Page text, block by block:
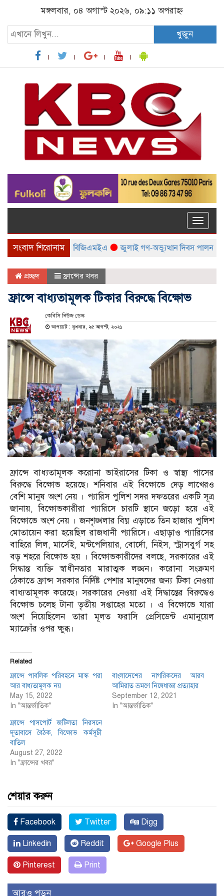
মঙ্গলবার, ০৪ অগাস্ট ২০২৬, ০৯:১১ অপরাহ্ন
খুজুন
Toggle
সংবাদ শিরোনাম
করবে বিটিএমএ ও বিজিএমইএ জুলাই গণ-অভ্যুত্থান দিবস পালন
প্রচ্ছদ ফ্রান্সের খবর
ফ্রান্সে বাধ্যতামূলক টিকার বিরুদ্ধে বিক্ষোভ
কেবিসি নিউজ ডেস্ক
আপডেট : বুধবার, ২৫ আগস্ট, ২০২১
ফ্রান্সে বাধ্যতামূলক করোনা ভাইরাসের টিকা ও স্বাস্থ্য পাসের
বিরুদ্ধে বিক্ষোভ হয়েছে। শনিবার এই বিক্ষোভে দেড় লাখেরও
বেশি মানুষ অংশ নেয় । প্যারিস পুলিশ সদর দফতরের একটি সূত্র
জানায়, বিক্ষোভকারীরা প্যারিসে চারটি স্থানে জড়ো হয়ে এই
বিক্ষোভে অংশ নেয় । জনশৃঙ্খলার বিঘ্ন এড়াতে তিন হাজার পুলিশ
মোতায়েন করা হয়েছিল রাজধানী প্যারিসে। এছাড়াও প্যারিসের
বাহিরে লিল, মার্সেই, মন্টপেলিয়ার, বোর্দো, নিইস, স্ট্রাসবুর্গ সহ
বড় শহরে বিক্ষোভ হয় । বিক্ষোভকারীদের বলছে, সরকারের এই
সিদ্ধান্ত ব্যক্তি স্বাধীনতার মারাত্মক লঙ্ঘন। করোনা সংক্রমণ
ঠেকাতে ফ্রান্স সরকার নির্দিষ্ট পেশার মানুষদের জন্য টিকা নেওয়া
বাধ্যতামূলক করেছে। সরকারের নেওয়া এই সিদ্ধান্তের বিরুদ্ধেও
বিক্ষোভ চলেছ টানা তৃতীয় সপ্তাহের মতো । এ বিক্ষোভে যারা
অংশ নিয়েছিলেন তারা মূলত ফরাসি প্রেসিডেন্ট এমানুয়েল
ম্যাক্রোঁর ওপর ক্ষুব্ধ।
Related
ফ্রান্সে পাবলিক পরিবহনে মাস্ক পরা
আর বাধ্যতামূলক নয়
May 15, 2022
In "আন্তর্জাতিক"
বাংলাদেশের নাগরিকদের আরব
আমিরাত ভ্রমণে নিষেধাজ্ঞা প্রত্যাহার
September 12, 2021
In "আন্তর্জাতিক"
ফ্রান্সে পাসপোর্ট জটিলতা নিরসনে
দূতাবাসে বৈঠক, বিক্ষোভ কর্মসূচী
বাতিল
August 27, 2022
In "ফ্রান্সের খবর"
শেয়ার করুন
Facebook Twitter Digg
Linkedin Reddit Google Plus
Pinterest Print
আরও পড়ুন